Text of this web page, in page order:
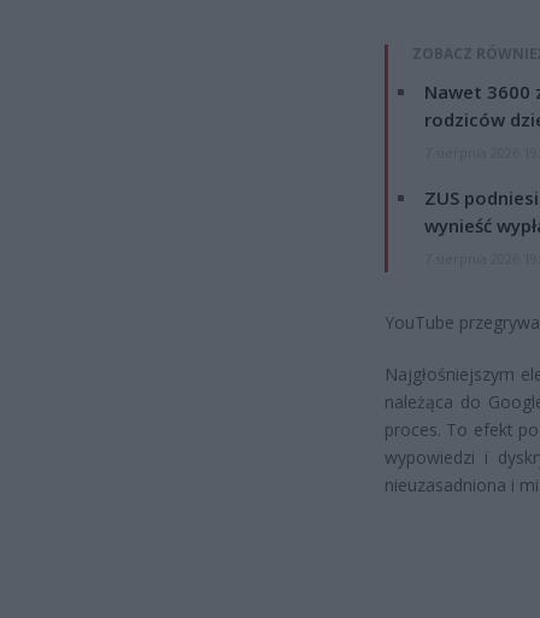
ZOBACZ
Nawet 3600
rodziców
ZUS
wynieść
YouTube
Najgłośniejszym
należąca do
proces. To efekt
wypowiedzi i
nieuzasadniona i